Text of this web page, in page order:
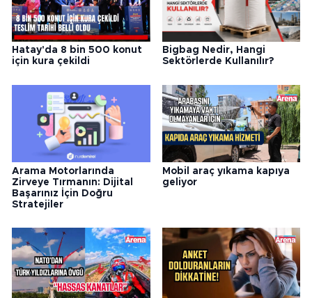
Hatay'da 8 bin 500 konut
için kura çekildi
Bigbag Nedir, Hangi
Sektörlerde Kullanılır?
Arama Motorlarında
Zirveye Tırmanın: Dijital
Başarınız İçin Doğru
Stratejiler
Mobil araç yıkama kapıya
geliyor